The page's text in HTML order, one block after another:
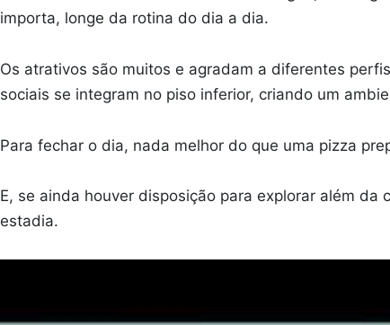
importa, longe da rotina do dia a dia.
Os atrativos são muitos e agradam a diferentes
sociais se integram no piso inferior, criando um
Para fechar o dia, nada melhor do que uma pizza
E, se ainda houver disposição para explorar além
estadia.